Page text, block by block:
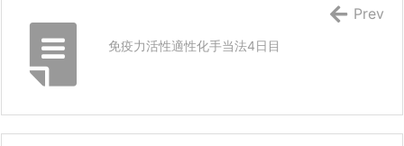
免疫力活性適性化手当法4日目
Prev